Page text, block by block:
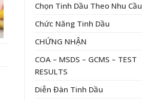
Chọn Tinh Dầu Theo Nhu Cầu
Chức Năng Tinh Dầu
CHỨNG NHẬN
COA – MSDS – GCMS – TEST
RESULTS
Diễn Đàn Tinh Dầu